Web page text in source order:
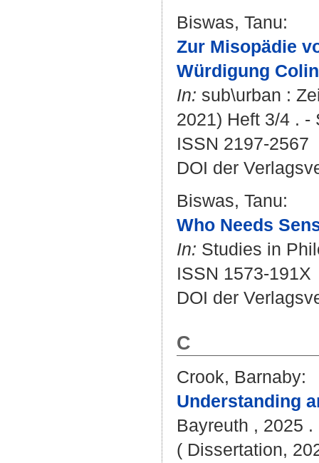
Biswas, Tanu:
Zur Misopädie
Würdigung
In: sub\urban :
2021) Heft 3/4 . -
ISSN 2197-2567
DOI der
Biswas, Tanu:
Who Needs
In: Studies in
ISSN 1573-191X
DOI der
C
Crook, Barnaby:
Understanding
Bayreuth , 2025
( Dissertation,